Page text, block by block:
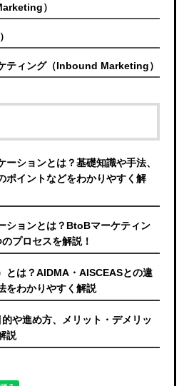
）
ティング（Inbound Marketing）
ーションとは？基礎知識や手法、
ポイントなどをわかりやすく解
ションとは？BtoBマーケティン
プロセスを解説！
とは？AIDMA・AISCEASとの違
をわかりやすく解説
や進め方、メリット・デメリッ
説